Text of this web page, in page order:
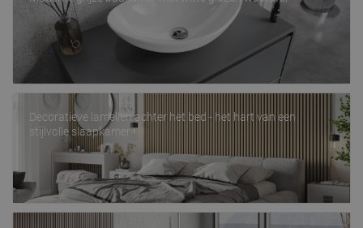
Decoratieve lamellen achter het bed - het hart van een
stijlvolle slaapkamer